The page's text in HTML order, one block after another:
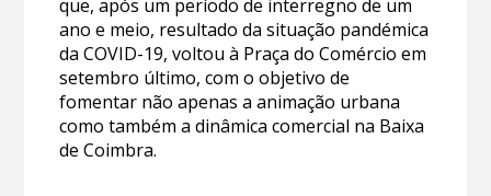
que, após um período de interregno de um
ano e meio, resultado da situação pandémica
da COVID-19, voltou à Praça do Comércio em
setembro último, com o objetivo de
fomentar não apenas a animação urbana
como também a dinâmica comercial na Baixa
de Coimbra.